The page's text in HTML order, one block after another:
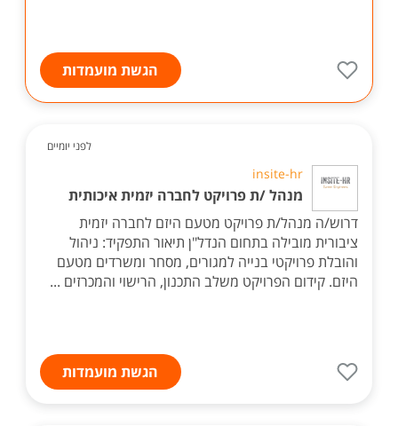
הגשת מועמדות
לפני יומיים
insite-hr
מנהל /ת פרויקט לחברה יזמית איכותית
דרוש/ה מנהל/ת פרויקט מטעם היזם לחברה יזמית
ציבורית מובילה בתחום הנדל"ן תיאור התפקיד: ניהול
והובלת פרויקטי בנייה למגורים, מסחר ומשרדים מטעם
היזם. קידום הפרויקט משלב התכנון, הרישוי והמכרזים ...
הגשת מועמדות